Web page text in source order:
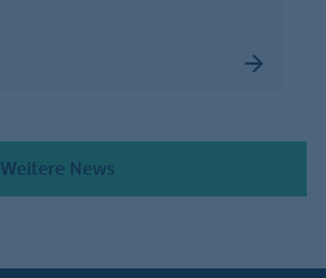
Weitere News